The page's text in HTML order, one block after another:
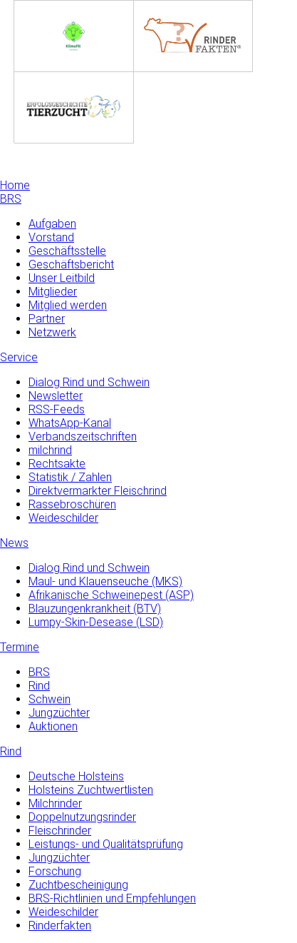
Home
BRS
Aufgaben
Vorstand
Geschäftsstelle
Geschäftsbericht
Unser Leitbild
Mitglieder
Mitglied werden
Partner
Netzwerk
Service
Dialog Rind und Schwein
Newsletter
RSS-Feeds
WhatsApp-Kanal
Verbandszeitschriften
milchrind
Rechtsakte
Statistik / Zahlen
Direktvermarkter Fleischrind
Rassebroschüren
Weideschilder
News
Dialog Rind und Schwein
Maul- und­ Klauenseuche­ (MKS)
Afrikanische Schweinepest (ASP)
Blauzungenkrankheit (BTV)
Lumpy-Skin-Desease (LSD)
Termine
BRS
Rind
Schwein
Jungzüchter
Auktionen
Rind
Deutsche Holsteins
Holsteins Zuchtwertlisten
Milchrinder
Doppelnutzungsrinder
Fleischrinder
Leistungs- und Qualitätsprüfung
Jungzüchter
Forschung
Zuchtbescheinigung
BRS-Richtlinien und Empfehlungen
Weideschilder
Rinderfakten